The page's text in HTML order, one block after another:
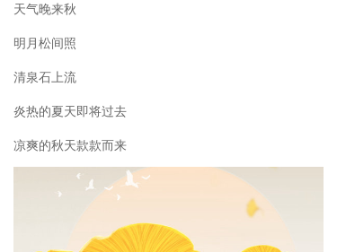
天气晚来秋
明月松间照
清泉石上流
炎热的夏天即将过去
凉爽的秋天款款而来